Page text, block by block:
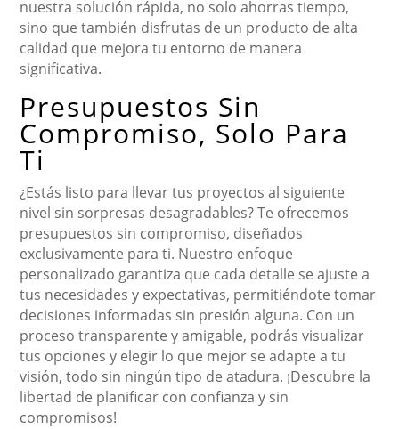
nuestra solución rápida, no solo ahorras tiempo,
sino que también disfrutas de un producto de alta
calidad que mejora tu entorno de manera
significativa.
Presupuestos Sin
Compromiso, Solo Para
Ti
¿Estás listo para llevar tus proyectos al siguiente
nivel sin sorpresas desagradables? Te ofrecemos
presupuestos sin compromiso, diseñados
exclusivamente para ti. Nuestro enfoque
personalizado garantiza que cada detalle se ajuste a
tus necesidades y expectativas, permitiéndote tomar
decisiones informadas sin presión alguna. Con un
proceso transparente y amigable, podrás visualizar
tus opciones y elegir lo que mejor se adapte a tu
visión, todo sin ningún tipo de atadura. ¡Descubre la
libertad de planificar con confianza y sin
compromisos!